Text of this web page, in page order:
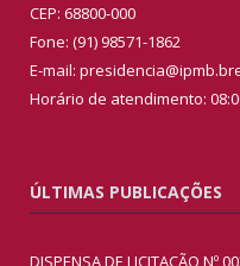
CEP: 68800-000
Fone: (91) 98571-1862
E-mail:
Horário de atendimento:
ÚLTIMAS PUBLICAÇÕES
DISPENSA DE LICITAÇÃO